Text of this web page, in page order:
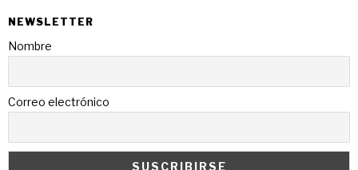
NEWSLETTER
Nombre
Correo electrónico